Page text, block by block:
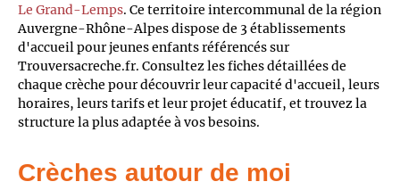
Le Grand-Lemps. Ce territoire intercommunal de la région
Auvergne-Rhône-Alpes dispose de 3 établissements
d'accueil pour jeunes enfants référencés sur
Trouversacreche.fr. Consultez les fiches détaillées de
chaque crèche pour découvrir leur capacité d'accueil, leurs
horaires, leurs tarifs et leur projet éducatif, et trouvez la
structure la plus adaptée à vos besoins.
Crèches autour de moi